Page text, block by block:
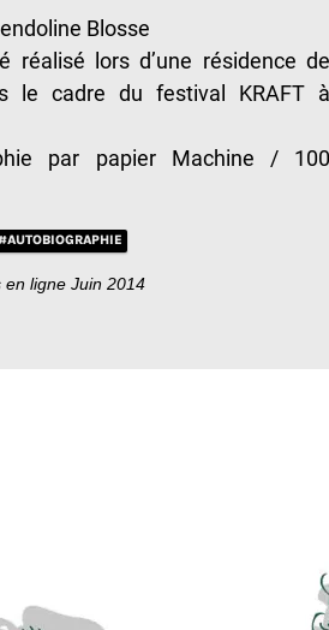
Blosse
réalisé lors d’une résidence de
le cadre du festival KRAFT à
par papier Machine / 100
en ligne Juin 2014